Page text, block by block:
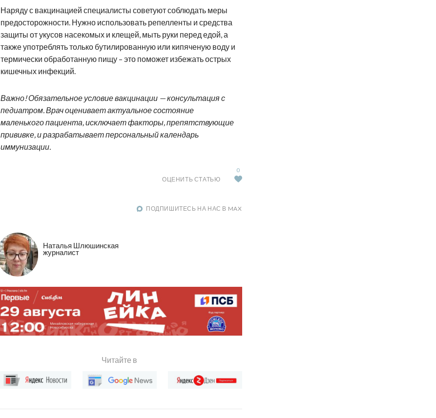
Наряду с вакцинацией специалисты советуют соблюдать меры
предосторожности. Нужно использовать репелленты и средства
защиты от укусов насекомых и клещей, мыть руки перед едой, а
также употреблять только бутилированную или кипяченую воду и
термически обработанную пищу – это поможет избежать острых
кишечных инфекций.
Важно! Обязательное условие вакцинации — консультация с
педиатром. Врач оценивает актуальное состояние
маленького пациента, исключает факторы, препятствующие
прививке, и разрабатывает персональный календарь
иммунизации.
ОЦЕНИТЬ СТАТЬЮ
0
ПОДПИШИТЕСЬ НА НАС В MAX
Наталья Шлюшинская
журналист
Читайте в